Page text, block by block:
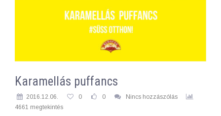
Karamellás puffancs
2016.12.06. 0 0
Nincs hozzászólás
4661 megtekintés